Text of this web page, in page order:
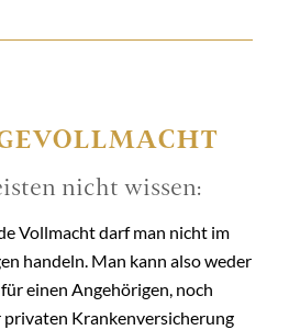
nicht wissen:
Vollmacht darf man nicht im
handeln. Man kann also weder
einen Angehörigen, noch
privaten Krankenversicherung